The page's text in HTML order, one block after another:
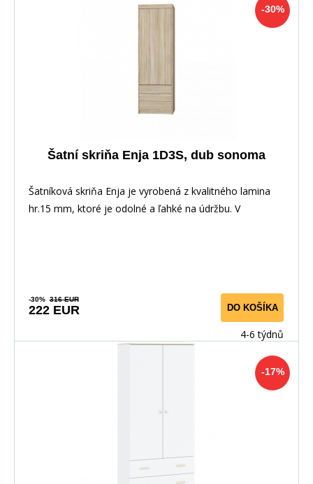
-30%
Šatní skriňa Enja 1D3S, dub sonoma
Šatníková skriňa Enja je vyrobená z kvalitného lamina
hr.15 mm, ktoré je odolné a ľahké na údržbu. V
-30% 316 EUR
222 EUR DO KOŠÍKA
4-6 týdnů
-17%